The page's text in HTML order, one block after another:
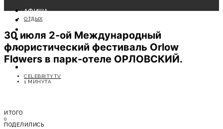
АФИША
СОБЫТИЯ
КРАСОТА
МОДА
ЛИЧНОСТЬ
ОТДЫХ
ОТДЫХ
30 июля 2-ой Международный
флористический фестиваль Orlow
Flowers в парк-отеле ОРЛОВСКИЙ.
CELEBRITYTV
1 МИНУТА
ИТОГО
0
ПОДЕЛИЛИСЬ